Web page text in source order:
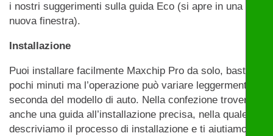
i nostri suggerimenti sulla guida Eco (si apre in una
nuova finestra).
Installazione
Puoi installare facilmente Maxchip Pro da solo, bastano
pochi minuti ma l’operazione può variare leggermente a
seconda del modello di auto. Nella confezione troverai
anche una guida all’installazione precisa, nella quale
descriviamo il processo di installazione e ti aiutiamo a